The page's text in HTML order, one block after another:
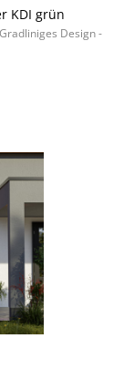
KDI grün
Design -